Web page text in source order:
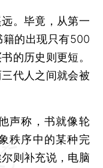
。毕竟，从第一
的出现只有500
的历史则更短。
代人之间就会被
称，书就像轮
秩序中的某种完
则补充说，电脑